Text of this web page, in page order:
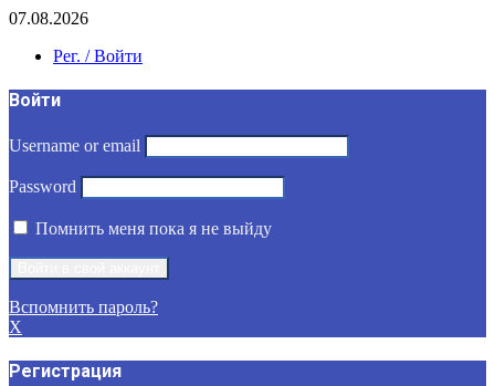
07.08.2026
Рег. / Войти
Войти
Username or email
Password
Помнить меня пока я не выйду
Вспомнить пароль?
X
Регистрация